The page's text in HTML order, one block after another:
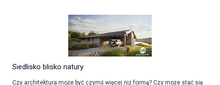
Siedlisko blisko natury
Czy architektura może być czymś więcej niż formą? Czy może stać się